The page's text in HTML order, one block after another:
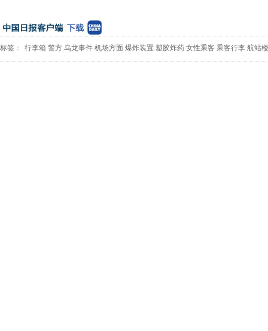
标签： 行李箱 警方 乌龙事件 机场方面 爆炸装置 塑胶炸药 女性乘客 乘客行李 航站楼